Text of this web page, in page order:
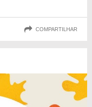
COMPARTILHAR